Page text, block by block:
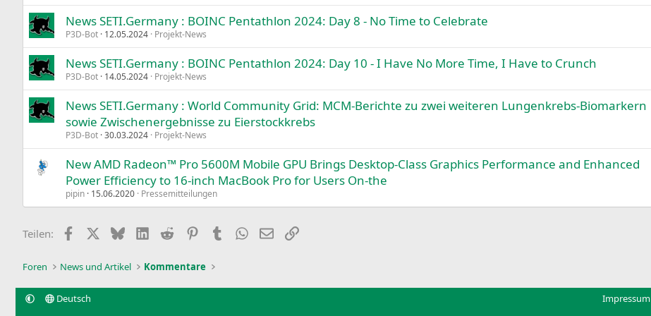
News SETI.Germany : BOINC Pentathlon 2024: Day 8 - No Time to Celebrate
P3D-Bot 12.05.2024 Projekt-News
News SETI.Germany : BOINC Pentathlon 2024: Day 10 - I Have No More Time, I Have to Crunch
P3D-Bot 14.05.2024 Projekt-News
News SETI.Germany : World Community Grid: MCM-Berichte zu zwei weiteren Lungenkrebs-Biomarkern
sowie Zwischenergebnisse zu Eierstockkrebs
P3D-Bot 30.03.2024 Projekt-News
New AMD Radeon™ Pro 5600M Mobile GPU Brings Desktop-Class Graphics Performance and Enhanced
Power Efficiency to 16-inch MacBook Pro for Users On-the
pipin 15.06.2020 Pressemitteilungen
Teilen: Facebook BlueskyLinkedIn
Reddit PinterestTumblr WhatsApp
E-MailLink
Foren News und Artikel Kommentare
Deutsch Impressum